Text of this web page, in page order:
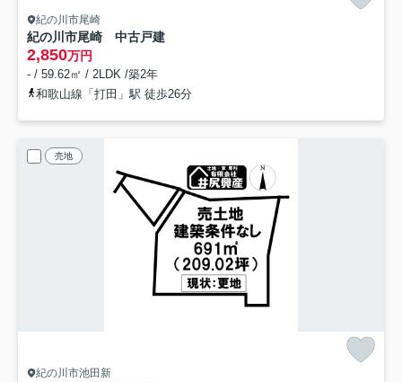
紀の川市尾崎
紀の川市尾崎 中古戸建
2,850万円
- / 59.62㎡ / 2LDK /築2年
和歌山線「打田」駅 徒歩26分
売地
紀の川市池田新